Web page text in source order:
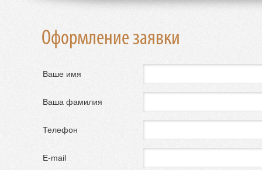
Оформление заявки
Ваше имя
Ваша фамилия
Телефон
E-mail